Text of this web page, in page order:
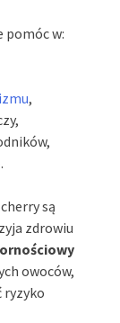
pomóc w:
,
są
zdrowiu
owoców,
ryzyko